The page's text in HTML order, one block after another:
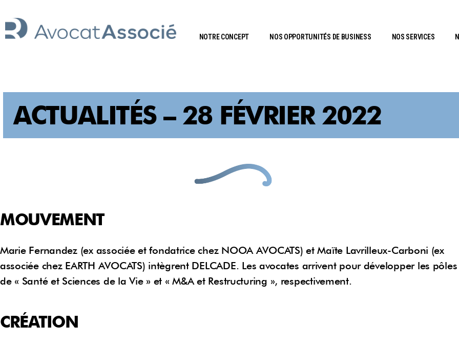
NOTRE CONCEPT NOS OPPORTUNITÉS DE BUSINESS NOS SERVICES
ACTUALITÉS – 28 FÉVRIER 2022
MOUVEMENT
Marie Fernandez (ex associée et fondatrice chez NOOA AVOCATS) et Maïte Lavrilleux-Carboni (ex
associée chez EARTH AVOCATS) intègrent DELCADE. Les avocates arrivent pour développer les pôles
de « Santé et Sciences de la Vie » et « M&A et Restructuring », respectivement.
CRÉATION